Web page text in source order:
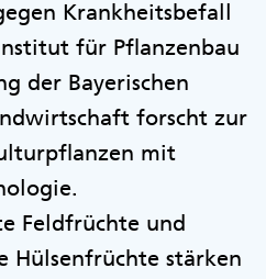
Krankheitsbefall
für Pflanzenbau
der Bayerischen
forscht zur
mit
Feldfrüchte und
Hülsenfrüchte stärken